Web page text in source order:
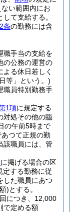
い範囲内にお
て支給する。
条の勤務には含
職手当の支給を
の公務の運営の
る休日若しく
等」という。)
職員特別勤務手
1項に規定する
対処その他の臨
の午前5時まで
あつて正規の勤
該職員には、管
に掲げる場合の区
定する勤務に従
した職員にあつ
)とする。
につき、12,000
で定める額